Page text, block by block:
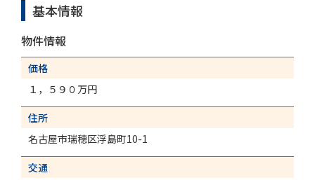
基本情報
物件情報
価格
１，５９０ 万円
住所
名古屋市瑞穂区浮島町10-1
交通